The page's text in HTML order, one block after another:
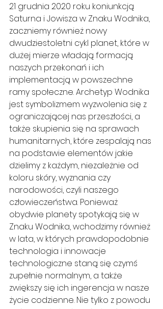
21 grudnia 2020 roku koniunkcją
Saturna i Jowisza w Znaku Wodnika,
zaczniemy również nowy
dwudziestoletni cykl planet, które w
dużej mierze władają formacją
naszych przekonań i ich
implementacją w powszechne
ramy społeczne. Archetyp Wodnika
jest symbolizmem wyzwolenia się z
ograniczającej nas przeszłości, a
także skupienia się na sprawach
humanitarnych, które zespalają nas
na podstawie elementów jakie
dzielimy z każdym, niezależnie od
koloru skóry, wyznania czy
narodowości, czyli naszego
człowieczeństwa. Ponieważ
obydwie planety spotykają się w
Znaku Wodnika, wchodzimy również
w lata, w których prawdopodobnie
technologia i innowacje
technologiczne staną się czymś
zupełnie normalnym, a także
zwiększy się ich ingerencja w nasze
życie codzienne. Nie tylko z powodu